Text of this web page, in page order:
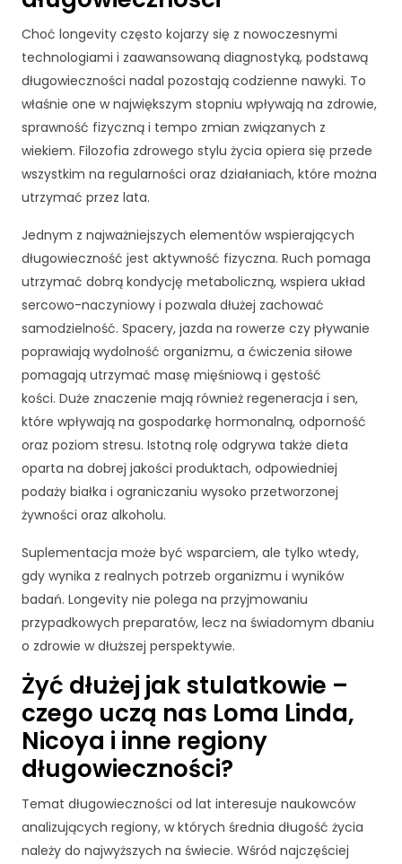
Choć longevity często kojarzy się z nowoczesnymi
technologiami i zaawansowaną diagnostyką, podstawą
długowieczności nadal pozostają codzienne nawyki. To
właśnie one w największym stopniu wpływają na zdrowie,
sprawność fizyczną i tempo zmian związanych z
wiekiem. Filozofia zdrowego stylu życia opiera się przede
wszystkim na regularności oraz działaniach, które można
utrzymać przez lata.
Jednym z najważniejszych elementów wspierających
długowieczność jest aktywność fizyczna. Ruch pomaga
utrzymać dobrą kondycję metaboliczną, wspiera układ
sercowo-naczyniowy i pozwala dłużej zachować
samodzielność. Spacery, jazda na rowerze czy pływanie
poprawiają wydolność organizmu, a ćwiczenia siłowe
pomagają utrzymać masę mięśniową i gęstość
kości. Duże znaczenie mają również regeneracja i sen,
które wpływają na gospodarkę hormonalną, odporność
oraz poziom stresu. Istotną rolę odgrywa także dieta
oparta na dobrej jakości produktach, odpowiedniej
podaży białka i ograniczaniu wysoko przetworzonej
żywności oraz alkoholu.
Suplementacja może być wsparciem, ale tylko wtedy,
gdy wynika z realnych potrzeb organizmu i wyników
badań. Longevity nie polega na przyjmowaniu
przypadkowych preparatów, lecz na świadomym dbaniu
o zdrowie w dłuższej perspektywie.
Żyć dłużej jak stulatkowie –
czego uczą nas Loma Linda,
Nicoya i inne regiony
długowieczności?
Temat długowieczności od lat interesuje naukowców
analizujących regiony, w których średnia długość życia
należy do najwyższych na świecie. Wśród najczęściej
n
e
T
p
li
ki
c
n
i
e
o
p
c
j
n
a
l
n
e
.
ą
o
n
e
o
tr
z
e
b
n
d
o
f